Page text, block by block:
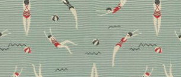
Sofahusse:
Comeback des